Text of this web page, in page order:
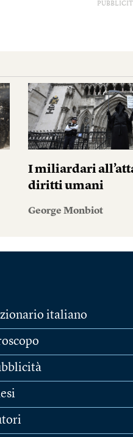
I miliardari
diritti umani
George Monbiot
italiano